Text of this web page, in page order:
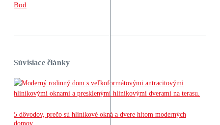
Bod
Súvisiace články
5 dôvodov, prečo sú hliníkové okná a dvere hitom moderných
domov